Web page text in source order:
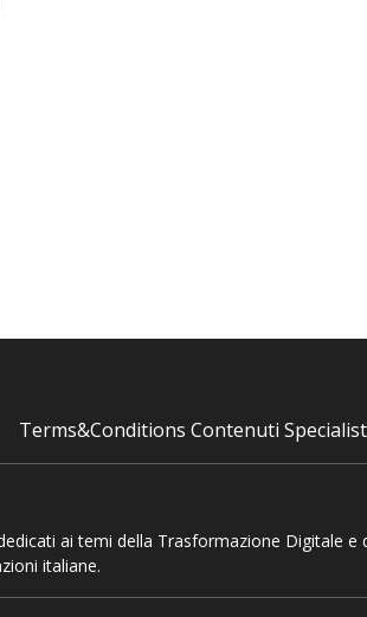
Terms&Conditions Contenuti
ai temi della Trasformazione Digitale e
italiane.